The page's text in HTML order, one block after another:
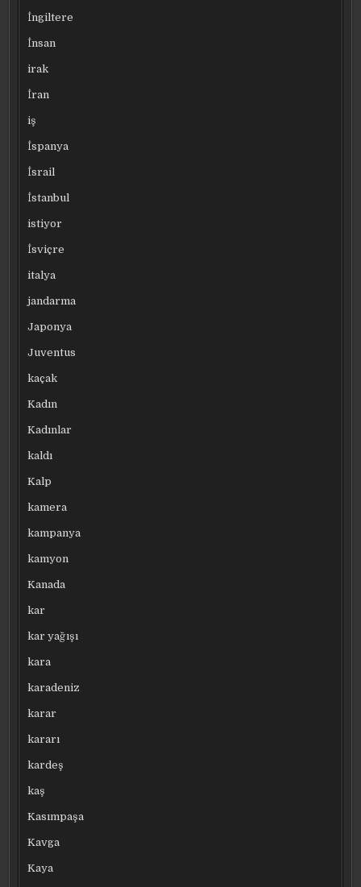
İngiltere
İnsan
irak
İran
iş
İspanya
İsrail
İstanbul
istiyor
İsviçre
italya
jandarma
Japonya
Juventus
kaçak
Kadın
Kadınlar
kaldı
Kalp
kamera
kampanya
kamyon
Kanada
kar
kar yağışı
kara
karadeniz
karar
kararı
kardeş
kaş
Kasımpaşa
Kavga
Kaya